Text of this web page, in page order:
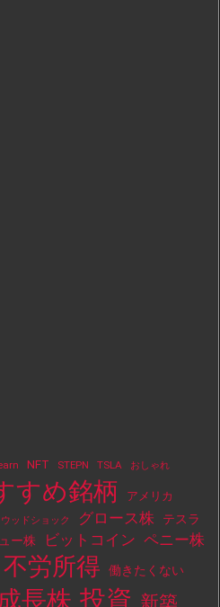
NFT STEPN TSLA おしゃれ
すめ銘柄 アメリカ
ウッドショック グロース株 テスラ
ー株 ビットコイン ペニー株
不労所得 働きたくない
成長株 投資 新築